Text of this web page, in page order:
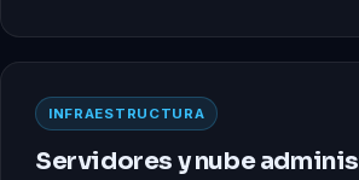
INFRAESTRUCTURA
Servidores y nube